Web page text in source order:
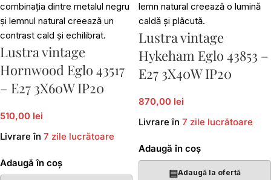
Lustra vintage
Hornwood Eglo 43517
– E27 3X60W IP20
510,00 lei
Livrare în 7 zile lucrătoare
Adaugă în coș
Lustra vintage
Hykeham Eglo 43853 –
E27 3X40W IP20
870,00 lei
Livrare în 7 zile lucrătoare
Adaugă în coș
▤Adaugă la ofertă